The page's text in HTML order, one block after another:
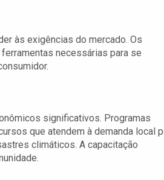
às exigências do mercado. Os
necessárias para se
significativos. Programas
que atendem à demanda local
climáticos. A capacitação